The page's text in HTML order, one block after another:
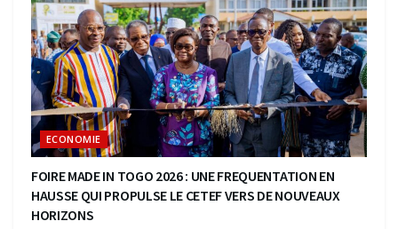
ECONOMIE
FOIRE MADE IN TOGO 2026 : UNE FREQUENTATION EN
HAUSSE QUI PROPULSE LE CETEF VERS DE NOUVEAUX
HORIZONS